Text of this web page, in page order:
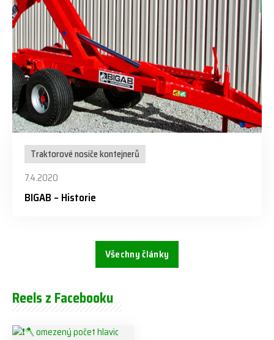
Traktorové nosiče kontejnerů
7.4.2020
BIGAB – Historie
Všechny články
Reels z Facebooku